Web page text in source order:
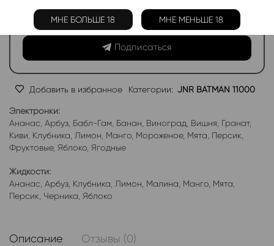
Telegram-канал 2000+
Актуальные новинки и акции каждые день!
Подписаться
Добавить в избранное Категории: JNR BATMAN 11000
Электронки:
Ананас Арбуз Бабл-Гам Банан Виноград Вишня Гранат,
Киви Клубника Лимон Манго Мороженое, Мята Персик
Фруктовые, Яблоко Ягодные
Жидкости:
Ананас Арбуз Клубника Лимон Малина Манго Мята
Персик Черника Яблоко
Описание Отзывы (0)
МНЕ БОЛЬШЕ 18 МНЕ МЕНЬШЕ 18